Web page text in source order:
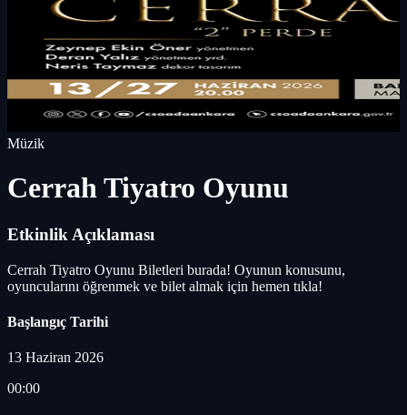
Müzik
Cerrah Tiyatro Oyunu
Etkinlik Açıklaması
Cerrah Tiyatro Oyunu Biletleri burada! Oyunun konusunu,
oyuncularını öğrenmek ve bilet almak için hemen tıkla!
Başlangıç Tarihi
13 Haziran 2026
00:00